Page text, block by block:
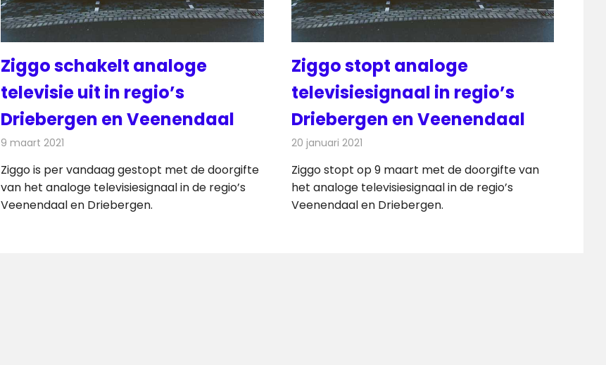
Ziggo schakelt analoge
televisie uit in regio’s
Driebergen en Veenendaal
9 maart 2021
Ziggo is per vandaag gestopt met de doorgifte
van het analoge televisiesignaal in de regio’s
Veenendaal en Driebergen.
Ziggo stopt analoge
televisiesignaal in regio’s
Driebergen en Veenendaal
20 januari 2021
Ziggo stopt op 9 maart met de doorgifte van
het analoge televisiesignaal in de regio’s
Veenendaal en Driebergen.